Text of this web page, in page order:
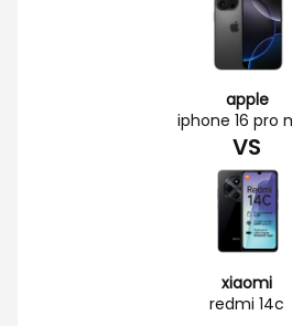
apple
iphone 16 pro
VS
xiaomi
redmi 14c